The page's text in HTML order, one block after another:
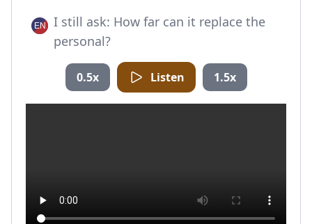
I still ask: How far can it replace the
personal?
0.5x Listen 1.5x